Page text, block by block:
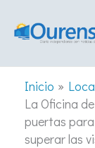
Inicio
La Oficina
puertas
superar las